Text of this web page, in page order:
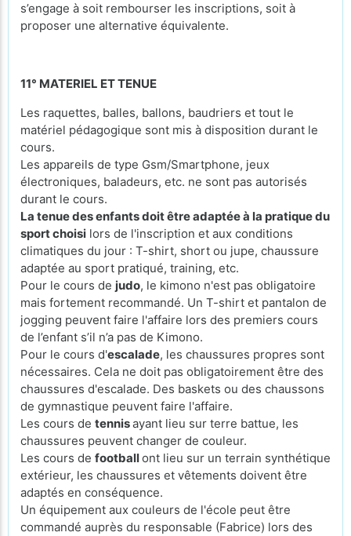
s’engage à soit rembourser les inscriptions, soit à
proposer une alternative équivalente.
11° MATERIEL ET TENUE
Les raquettes, balles, ballons, baudriers et tout le
matériel pédagogique sont mis à disposition durant le
cours.
Les appareils de type Gsm/Smartphone, jeux
électroniques, baladeurs, etc. ne sont pas autorisés
durant le cours.
La tenue des enfants doit être adaptée à la pratique du
sport choisi lors de l'inscription et aux conditions
climatiques du jour : T-shirt, short ou jupe, chaussure
adaptée au sport pratiqué, training, etc.
Pour le cours de judo, le kimono n'est pas obligatoire
mais fortement recommandé. Un T-shirt et pantalon de
jogging peuvent faire l'affaire lors des premiers cours
de l’enfant s’il n’a pas de Kimono.
Pour le cours d'escalade, les chaussures propres sont
nécessaires. Cela ne doit pas obligatoirement être des
chaussures d'escalade. Des baskets ou des chaussons
de gymnastique peuvent faire l'affaire.
Les cours de tennisayant lieu sur terre battue, les
chaussures peuvent changer de couleur.
Les cours de footballont lieu sur un terrain synthétique
extérieur, les chaussures et vêtements doivent être
adaptés en conséquence.
Un équipement aux couleurs de l'école peut être
commandé auprès du responsable (Fabrice) lors des